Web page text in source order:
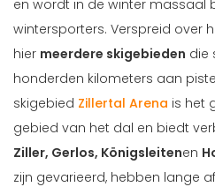
en wordt in de winter massaal
wintersporters. Verspreid over
hier meerdere skigebieden die
honderden kilometers aan
skigebied Zillertal Arena is het
gebied van het dal en biedt
Ziller, Gerlos, Königsleitenen
zijn gevarieerd, hebben lange